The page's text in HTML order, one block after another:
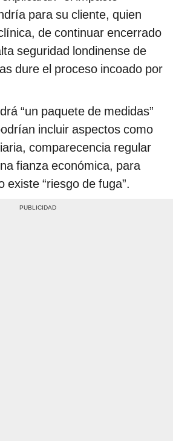
para su cliente, quien
de continuar encerrado
seguridad londinense de
dure el proceso incoado por
“un paquete de medidas”
incluir aspectos como
comparecencia regular
fianza económica, para
existe “riesgo de fuga”.